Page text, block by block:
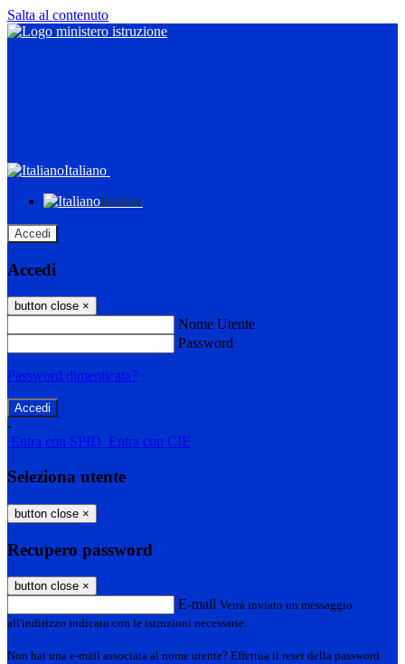
Salta al contenuto
Italiano
Italiano
Accedi
Accedi
button close ×
Nome Utente
Password
Password dimenticata?
-
Entra con SPID Entra con CIE
Seleziona utente
button close ×
Recupero password
button close ×
E-mail Verrà inviato un messaggio
all'indirizzo indicato con le istruzioni necessarie.
Non hai una e-mail associata al nome utente? Effettua il reset della password